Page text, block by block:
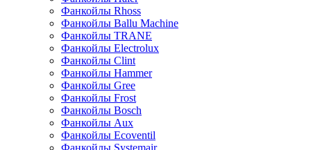
Фанкойлы Rhoss
Фанкойлы Ballu Machine
Фанкойлы TRANE
Фанкойлы Electrolux
Фанкойлы Clint
Фанкойлы Hammer
Фанкойлы Gree
Фанкойлы Frost
Фанкойлы Bosch
Фанкойлы Aux
Фанкойлы Ecoventil
Фанкойлы Systemair